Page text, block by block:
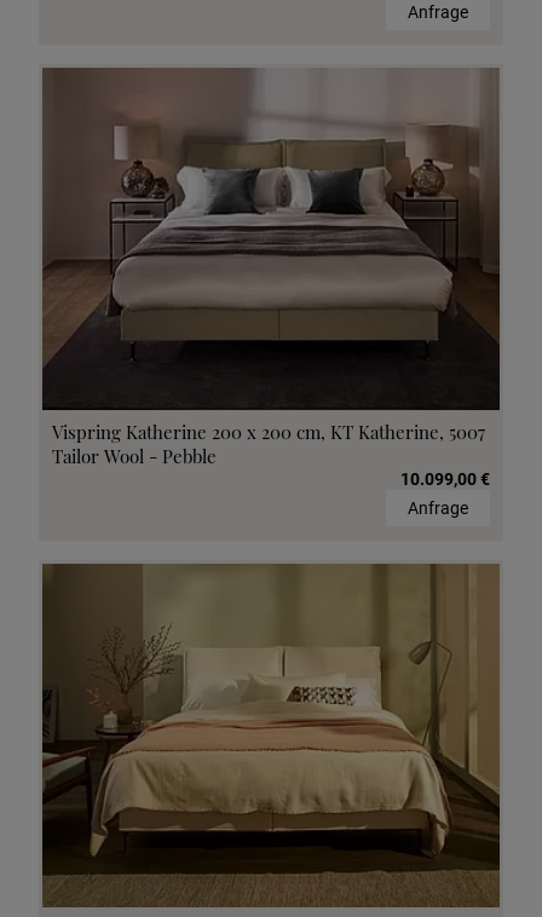
Anfrage
Vispring Katherine 200 x 200 cm, KT Katherine, 5007
Tailor Wool - Pebble
10.099,00 €
Anfrage